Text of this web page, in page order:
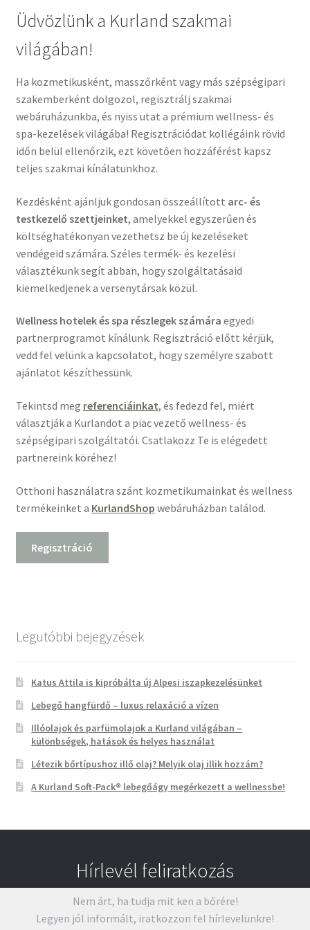
Kapcsolat
Facebook
Instagram
Üdvözlünk a Kurland szakmai
világában!
Ha kozmetikusként, masszőrként vagy más szépségipari
szakemberként dolgozol, regisztrálj szakmai
webáruházunkba, és nyiss utat a prémium wellness- és
spa-kezelések világába! Regisztrációdat kollégáink rövid
időn belül ellenőrzik, ezt követően hozzáférést kapsz
teljes szakmai kínálatunkhoz.
Kezdésként ajánljuk gondosan összeállított arc- és
testkezelő szettjeinket, amelyekkel egyszerűen és
költséghatékonyan vezethetsz be új kezeléseket
vendégeid számára. Széles termék- és kezelési
választékunk segít abban, hogy szolgáltatásaid
kiemelkedjenek a versenytársak közül.
Wellness hotelek és spa részlegek számára egyedi
partnerprogramot kínálunk. Regisztráció előtt kérjük,
vedd fel velünk a kapcsolatot, hogy személyre szabott
ajánlatot készíthessünk.
Tekintsd meg referenciáinkat, és fedezd fel, miért
választják a Kurlandot a piac vezető wellness- és
szépségipari szolgáltatói. Csatlakozz Te is elégedett
partnereink köréhez!
Otthoni használatra szánt kozmetikumainkat és wellness
termékeinket a KurlandShop webáruházban találod.
Regisztráció
Legutóbbi bejegyzések
Katus Attila is kipróbálta új Alpesi iszapkezelésünket
Lebegő hangfürdő – luxus relaxáció a vízen
Illóolajok és parfümolajok a Kurland világában –
különbségek, hatások és helyes használat
Létezik bőrtípushoz illő olaj? Melyik olaj illik hozzám?
A Kurland Soft-Pack® lebegőágy megérkezett a wellnessbe!
Hírlevél feliratkozás
Nem árt, ha tudja mit ken a bőrére!
Legyen jól informált, iratkozzon fel hírlevelünkre!